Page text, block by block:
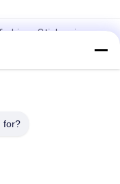
Stickerei-
Frauen-Kleiderstoff
Stern-Form Lurex für
for?